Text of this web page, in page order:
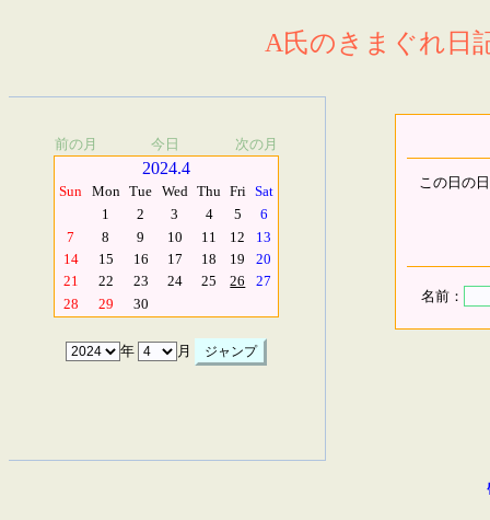
A氏のきまぐれ日
前の月 今日 次の月
2024.4
Sun Mon Tue Wed Thu Fri Sat
1
2 3 4 5
6
7
8 9 10 11 12
13
14
15 16 17 18 19
20
21
22 23 24 25 26
27
28
29 30
年 月
この日の
名前：